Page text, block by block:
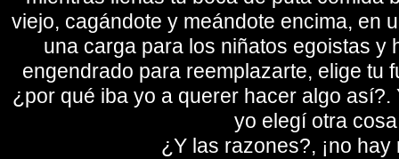
viejo, cagándote y meándote encima, en
una carga para los niñatos egoistas y
engendrado para reemplazarte, elige tu
¿por qué iba yo a querer hacer algo así?.
yo elegí otra
¿Y las razones?, ¡no hay